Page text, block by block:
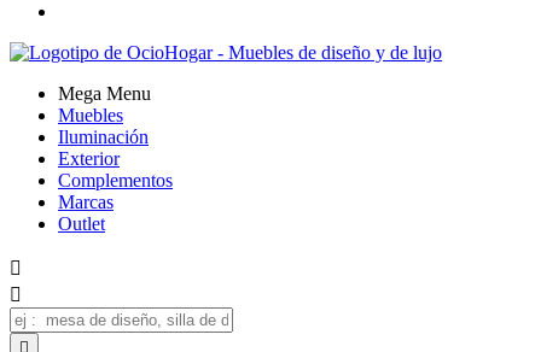
Mega Menu
Muebles
Iluminación
Exterior
Complementos
Marcas
Outlet


